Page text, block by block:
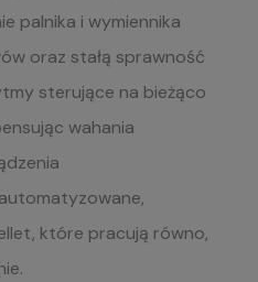
palnika i wymiennika
oraz stałą sprawność
sterujące na bieżąco
wahania
które pracują równo,